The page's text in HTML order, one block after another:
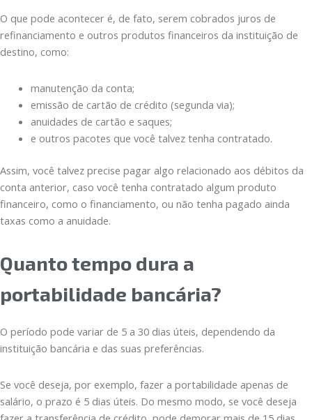
O que pode acontecer é, de fato, serem cobrados juros de
refinanciamento e outros produtos financeiros da instituição de
destino, como:
manutenção da conta;
emissão de cartão de crédito (segunda via);
anuidades de cartão e saques;
e outros pacotes que você talvez tenha contratado.
Assim, você talvez precise pagar algo relacionado aos débitos da
conta anterior, caso você tenha contratado algum produto
financeiro, como o financiamento, ou não tenha pagado ainda
taxas como a anuidade.
Quanto tempo dura a
portabilidade bancária?
O período pode variar de 5 a 30 dias úteis, dependendo da
instituição bancária e das suas preferências.
Se você deseja, por exemplo, fazer a portabilidade apenas de
salário, o prazo é 5 dias úteis. Do mesmo modo, se você deseja